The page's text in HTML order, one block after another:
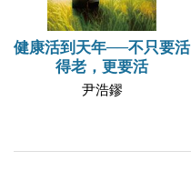
健康活到天年──不只要活
得老，更要活
尹浩鏐